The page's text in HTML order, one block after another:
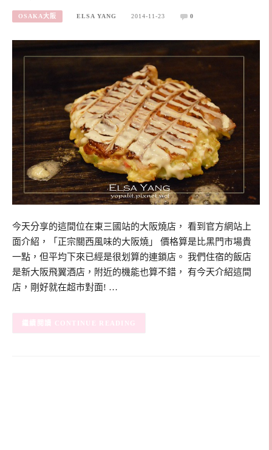
OSAKA大阪 ELSA YANG 2014-11-23 0
今天分享的這間位在東三國站的大阪燒店， 看到官方網站上
面介紹，「正宗關西風味的大阪燒」 價格算是比黑門市場貴
一點，但平均下來已經是很划算的連鎖店。 我們住宿的飯店
是新大阪飛翼酒店，附近的機能也算不錯， 有今天介紹這間
店，剛好就在超市對面! …
CONTINUE READING